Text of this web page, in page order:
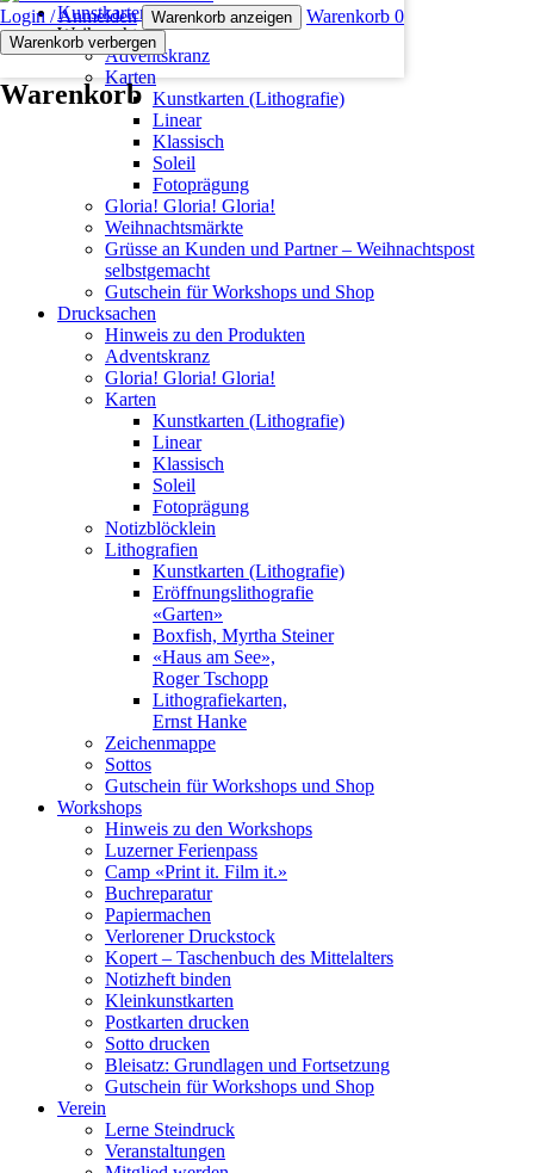
Login / Anmelden Warenkorb anzeigen Warenkorb 0
Warenkorb verbergen
Warenkorb
Kunstkarten (Lithografie)
Weihnachten
Adventskranz
Karten
Kunstkarten (Lithografie)
Linear
Klassisch
Soleil
Fotoprägung
Gloria! Gloria! Gloria!
Weihnachtsmärkte
Grüsse an Kunden und Partner – Weihnachtspost
selbstgemacht
Gutschein für Workshops und Shop
Drucksachen
Hinweis zu den Produkten
Adventskranz
Gloria! Gloria! Gloria!
Karten
Kunstkarten (Lithografie)
Linear
Klassisch
Soleil
Fotoprägung
Notizblöcklein
Lithografien
Kunstkarten (Lithografie)
Eröffnungslithografie
«Garten»
Boxfish, Myrtha Steiner
«Haus am See»,
Roger Tschopp
Lithografiekarten,
Ernst Hanke
Zeichenmappe
Sottos
Gutschein für Workshops und Shop
Workshops
Hinweis zu den Workshops
Luzerner Ferienpass
Camp «Print it. Film it.»
Buchreparatur
Papiermachen
Verlorener Druckstock
Kopert – Taschenbuch des Mittelalters
Notizheft binden
Kleinkunstkarten
Postkarten drucken
Sotto drucken
Bleisatz: Grundlagen und Fortsetzung
Gutschein für Workshops und Shop
Verein
Lerne Steindruck
Veranstaltungen